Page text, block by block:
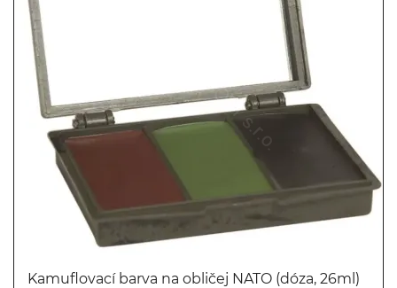
Kamuflovací barva na obličej NATO (dóza, 26ml)